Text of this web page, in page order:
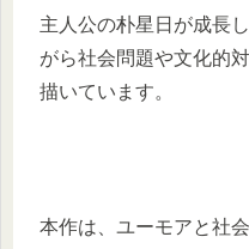
主人公の朴星日が成長
がら社会問題や文化的
描いています。
本作は、ユーモアと社